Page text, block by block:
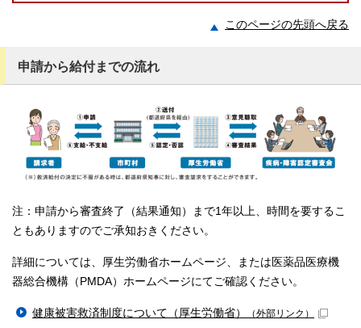
このページの先頭へ戻る
申請から給付までの流れ
注：申請から審査終了（結果通知）まで1年以上、時間を要するこ
ともありますのでご承知おきください。
詳細については、厚生労働省ホームページ、または医薬品医療機
器総合機構（PMDA）ホームページにてご確認ください。
健康被害救済制度について（厚生労働省） （外部リンク）